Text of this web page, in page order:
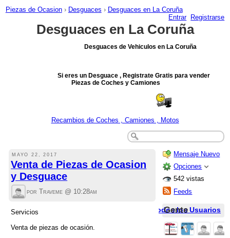
Piezas de Ocasion › Desguaces › Desguaces en La Coruña
Entrar
Registrarse
Desguaces en La Coruña
Desguaces de Vehiculos en La Coruña
Si eres un Desguace , Registrate Gratis para vender
Piezas de Coches y Camiones
Recambios de Coches , Camiones , Motos
MAYO 22, 2017
Venta de Piezas de Ocasion
y Desguace
por Traveme @ 10:28am
Servicios
Venta de piezas de ocasión.
Mensaje Nuevo
Opciones
542 vistas
Feeds
Todos los Usuarios
Gente